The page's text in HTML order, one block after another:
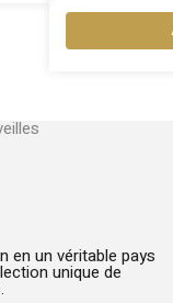
en un véritable pays
unique de